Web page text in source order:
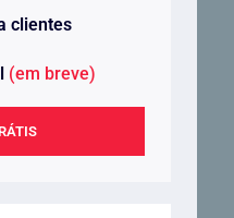
clientes
(em breve)